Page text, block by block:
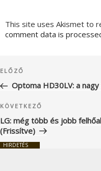
This site uses Akismet to
comment data is
navigáció
Korábbi
bejegyzés
ELŐZŐ
Optoma HD30LV: a
Következő
bejegyzés
KÖVETKEZŐ
LG: még több és jobb
(Frissítve)
HIRDETÉS